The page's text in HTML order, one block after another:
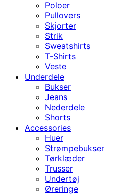
Poloer
Pullovers
Skjorter
Strik
Sweatshirts
T-Shirts
Veste
Underdele
Bukser
Jeans
Nederdele
Shorts
Accessories
Huer
Strømpebukser
Tørklæder
Trusser
Undertøj
Øreringe